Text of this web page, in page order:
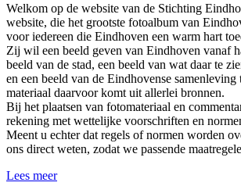
Welkom op de website van de Stichting
website, die het grootste fotoalbum van
voor iedereen die Eindhoven een warm hart
Zij wil een beeld geven van Eindhoven vanaf
beeld van de stad, een beeld van wat daar te
en een beeld van de Eindhovense samenleving
materiaal daarvoor komt uit allerlei bronnen.
Bij het plaatsen van fotomateriaal en
rekening met wettelijke voorschriften en
Meent u echter dat regels of normen worden
ons direct weten, zodat we passende
Lees meer